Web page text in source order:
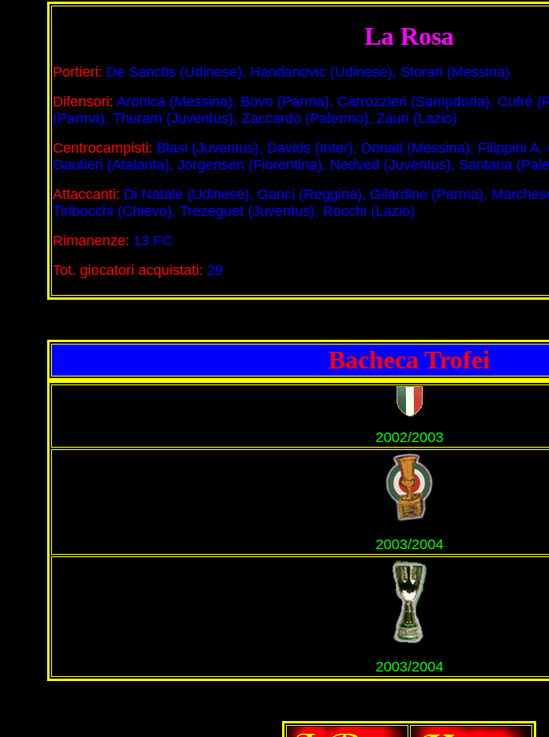
La Rosa
Portieri: De Sanctis (Udinese), Handanovic (Udinese), Storari (Messina)
Difensori: Aronica (Messina), Bovo (Parma), Carrozzieri (Sampdoria), Cufrè
(Parma), Thuram (Juventus), Zaccardo (Palermo), Zauri (Lazio)
Centrocampisti: Blasi (Juventus), Davids (Inter), Donati (Messina), Filippini
Gautieri (Atalanta), Jorgensen (Fiorentina), Nedved (Juventus), Santana
Attaccanti: Di Natale (Udinese), Ganci (Reggina), Gilardino (Parma),
Tiribocchi (Chievo), Trezeguet (Juventus), Rocchi (Lazio)
Rimanenze: 13 FC
Tot. giocatori acquistati: 29
Bacheca Trofei
2002/2003
2003/2004
2003/2004